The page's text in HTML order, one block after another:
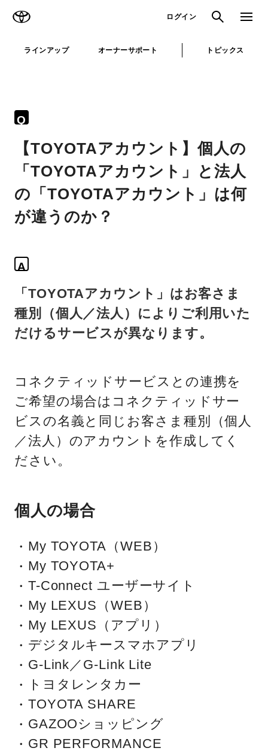
ログイン 検索 メニュ
ラインアップ オーナーサポート トピックス
Q
【TOYOTAアカウント】個人の
「TOYOTAアカウント」と法人
の「TOYOTAアカウント」は何
が違うのか？
A
「TOYOTAアカウント」はお客さま
種別（個人／法人）によりご利用いた
だけるサービスが異なります。
コネクティッドサービスとの連携を
ご希望の場合はコネクティッドサー
ビスの名義と同じお客さま種別（個人
／法人）のアカウントを作成してく
ださい。
個人の場合
My TOYOTA（WEB）
My TOYOTA+
T-Connect ユーザーサイト
My LEXUS（WEB）
My LEXUS（アプリ）
デジタルキースマホアプリ
G-Link／G-Link Lite
トヨタレンタカー
TOYOTA SHARE
GAZOOショッピング
GR PERFORMANCE